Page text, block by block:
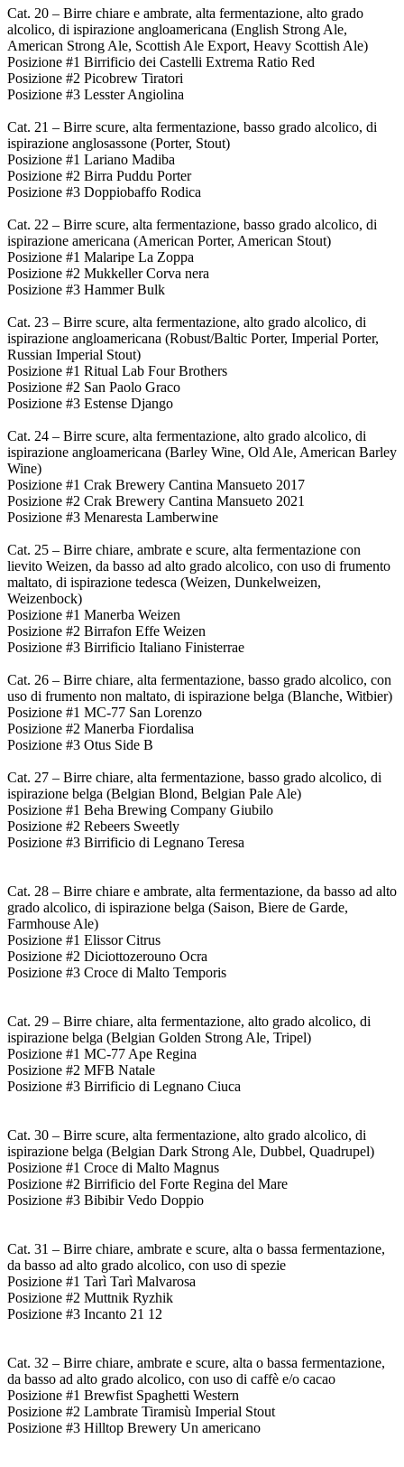
Cat. 20 – Birre chiare e ambrate, alta fermentazione, alto grado
alcolico, di ispirazione angloamericana (English Strong Ale,
American Strong Ale, Scottish Ale Export, Heavy Scottish Ale)
Posizione #1 Birrificio dei Castelli Extrema Ratio Red
Posizione #2 Picobrew Tiratori
Posizione #3 Lesster Angiolina
Cat. 21 – Birre scure, alta fermentazione, basso grado alcolico, di
ispirazione anglosassone (Porter, Stout)
Posizione #1 Lariano Madiba
Posizione #2 Birra Puddu Porter
Posizione #3 Doppiobaffo Rodica
Cat. 22 – Birre scure, alta fermentazione, basso grado alcolico, di
ispirazione americana (American Porter, American Stout)
Posizione #1 Malaripe La Zoppa
Posizione #2 Mukkeller Corva nera
Posizione #3 Hammer Bulk
Cat. 23 – Birre scure, alta fermentazione, alto grado alcolico, di
ispirazione angloamericana (Robust/Baltic Porter, Imperial Porter,
Russian Imperial Stout)
Posizione #1 Ritual Lab Four Brothers
Posizione #2 San Paolo Graco
Posizione #3 Estense Django
Cat. 24 – Birre scure, alta fermentazione, alto grado alcolico, di
ispirazione angloamericana (Barley Wine, Old Ale, American Barley
Wine)
Posizione #1 Crak Brewery Cantina Mansueto 2017
Posizione #2 Crak Brewery Cantina Mansueto 2021
Posizione #3 Menaresta Lamberwine
Cat. 25 – Birre chiare, ambrate e scure, alta fermentazione con
lievito Weizen, da basso ad alto grado alcolico, con uso di frumento
maltato, di ispirazione tedesca (Weizen, Dunkelweizen,
Weizenbock)
Posizione #1 Manerba Weizen
Posizione #2 Birrafon Effe Weizen
Posizione #3 Birrificio Italiano Finisterrae
Cat. 26 – Birre chiare, alta fermentazione, basso grado alcolico, con
uso di frumento non maltato, di ispirazione belga (Blanche, Witbier)
Posizione #1 MC-77 San Lorenzo
Posizione #2 Manerba Fiordalisa
Posizione #3 Otus Side B
Cat. 27 – Birre chiare, alta fermentazione, basso grado alcolico, di
ispirazione belga (Belgian Blond, Belgian Pale Ale)
Posizione #1 Beha Brewing Company Giubilo
Posizione #2 Rebeers Sweetly
Posizione #3 Birrificio di Legnano Teresa
Cat. 28 – Birre chiare e ambrate, alta fermentazione, da basso ad alto
grado alcolico, di ispirazione belga (Saison, Biere de Garde,
Farmhouse Ale)
Posizione #1 Elissor Citrus
Posizione #2 Diciottozerouno Ocra
Posizione #3 Croce di Malto Temporis
Cat. 29 – Birre chiare, alta fermentazione, alto grado alcolico, di
ispirazione belga (Belgian Golden Strong Ale, Tripel)
Posizione #1 MC-77 Ape Regina
Posizione #2 MFB Natale
Posizione #3 Birrificio di Legnano Ciuca
Cat. 30 – Birre scure, alta fermentazione, alto grado alcolico, di
ispirazione belga (Belgian Dark Strong Ale, Dubbel, Quadrupel)
Posizione #1 Croce di Malto Magnus
Posizione #2 Birrificio del Forte Regina del Mare
Posizione #3 Bibibir Vedo Doppio
Cat. 31 – Birre chiare, ambrate e scure, alta o bassa fermentazione,
da basso ad alto grado alcolico, con uso di spezie
Posizione #1 Tarì Tarì Malvarosa
Posizione #2 Muttnik Ryzhik
Posizione #3 Incanto 21 12
Cat. 32 – Birre chiare, ambrate e scure, alta o bassa fermentazione,
da basso ad alto grado alcolico, con uso di caffè e/o cacao
Posizione #1 Brewfist Spaghetti Western
Posizione #2 Lambrate Tiramisù Imperial Stout
Posizione #3 Hilltop Brewery Un americano